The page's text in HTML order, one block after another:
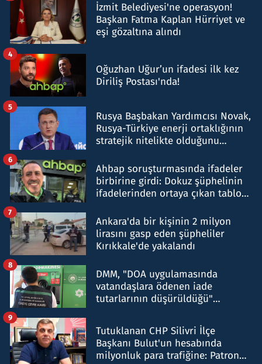
İzmit Belediyesi'ne operasyon!
Başkan Fatma Kaplan Hürriyet ve
eşi gözaltına alındı
Oğuzhan Uğur’un ifadesi ilk kez
Diriliş Postası'nda!
4
Rusya Başbakan Yardımcısı Novak,
Rusya-Türkiye enerji ortaklığının
stratejik nitelikte olduğunu
5
Ahbap soruşturmasında ifadeler
birbirine girdi: Dokuz şüphelinin
ifadelerinden ortaya çıkan tablo
6
Ankara'da bir kişinin 2 milyon
lirasını gasp eden şüpheliler
Kırıkkale'de yakalandı
7
DMM, "DOA uygulamasında
vatandaşlara ödenen iade
tutarlarının düşürüldüğü"
8
Tutuklanan CHP Silivri İlçe
Başkanı Bulut'un hesabında
milyonluk para trafiğine: Patron
9